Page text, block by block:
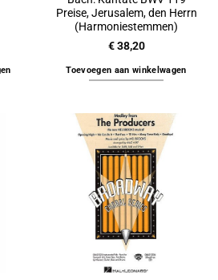
Preise, Jerusalem, den Herrn
(Harmoniestemmen)
€38,20
Toevoegen aan winkelwagen